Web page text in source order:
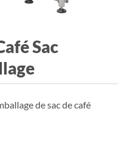
Sac
de sac de café